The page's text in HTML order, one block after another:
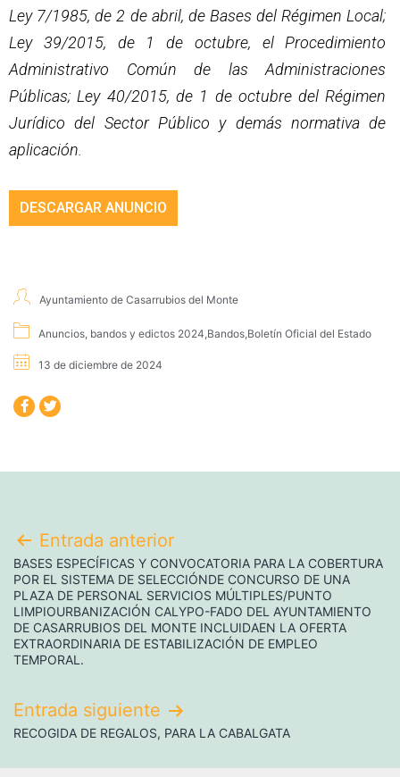
Ley 7/1985, de 2 de abril, de Bases del Régimen Local;
Ley 39/2015, de 1 de octubre, el Procedimiento
Administrativo Común de las Administraciones
Públicas; Ley 40/2015, de 1 de octubre del Régimen
Jurídico del Sector Público y demás normativa de
aplicación.
DESCARGAR ANUNCIO
Ayuntamiento de Casarrubios del Monte
Anuncios, bandos y edictos 2024,Bandos,Boletín Oficial del Estado
13 de diciembre de 2024
Entrada anterior
BASES ESPECÍFICAS Y CONVOCATORIA PARA LA COBERTURA
POR EL SISTEMA DE SELECCIÓNDE CONCURSO DE UNA
PLAZA DE PERSONAL SERVICIOS MÚLTIPLES/PUNTO
LIMPIOURBANIZACIÓN CALYPO-FADO DEL AYUNTAMIENTO
DE CASARRUBIOS DEL MONTE INCLUIDAEN LA OFERTA
EXTRAORDINARIA DE ESTABILIZACIÓN DE EMPLEO
TEMPORAL.
Entrada siguiente
RECOGIDA DE REGALOS, PARA LA CABALGATA